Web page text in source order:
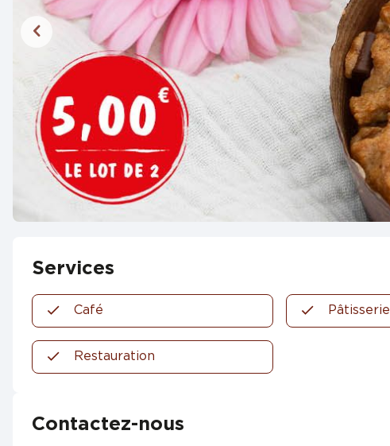
Services
Café Pâtisserie
Restauration
Contactez-nous